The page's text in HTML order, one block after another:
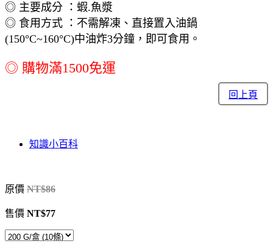
◎ 主要成分 ：蝦.魚漿
◎ 食用方式 ：不需解凍、直接置入油鍋
(150°C~160°C)中油炸3分鐘，即可食用。
◎ 購物滿1500免運
回上頁
知識小百科
原價 NT$86
售價 NT$77